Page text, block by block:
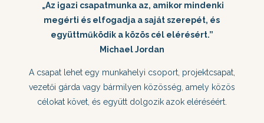
„Az igazi csapatmunka az, amikor mindenki
megérti és elfogadja a saját szerepét, és
együttműködik a közös cél elérésért.”
Michael Jordan
A csapat lehet egy munkahelyi csoport, projektcsapat,
vezetői gárda vagy bármilyen közösség, amely közös
célokat követ, és együtt dolgozik azok eléréséért.